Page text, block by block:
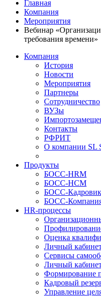
Главная
Компания
Мероприятия
Вебинар
требования времени»
Компания
История
Новости
Мероприятия
Партнеры
Сотрудничество
ВУЗы
Контакты
РФРИТ
О компании SL
Продукты
БОСС-HRM
БОСС-HCM
БОСС-Кадровик
БОСС-
HR-процессы
Оценка
Личный
Сервисы
Личный
Формирование
Кадровый
Управление